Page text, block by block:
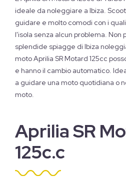
ideale da noleggiare a Ibiza.
guidare e molto comodi con i
l'isola senza alcun problema.
splendide spiagge di Ibiza
moto Aprilia SR Motard 125cc
e hanno il cambio automatico.
a guidare una moto quotidiana o
moto.
Aprilia SR
125c.c